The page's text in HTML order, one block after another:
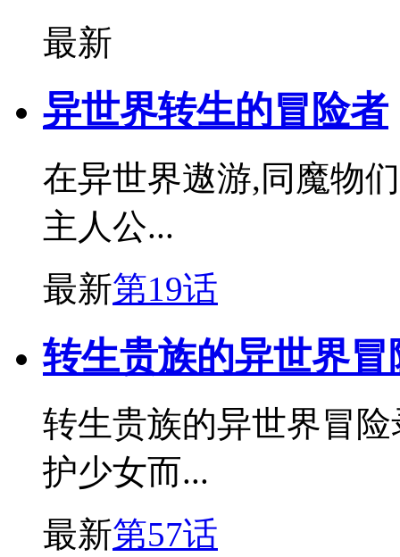
最新
异世界转生的冒险者
在异世界遨游,同魔物
主人公...
最新第19话
转生贵族的异世界冒
转生贵族的异世界冒
护少女而...
最新第57话